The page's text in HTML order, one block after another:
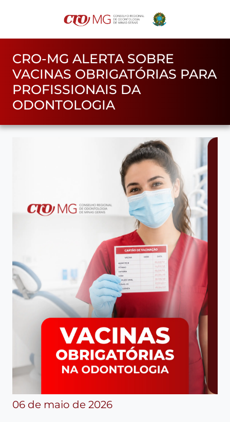
CRO-MG ALERTA SOBRE
VACINAS OBRIGATÓRIAS PARA
PROFISSIONAIS DA
ODONTOLOGIA
06 de maio de 2026